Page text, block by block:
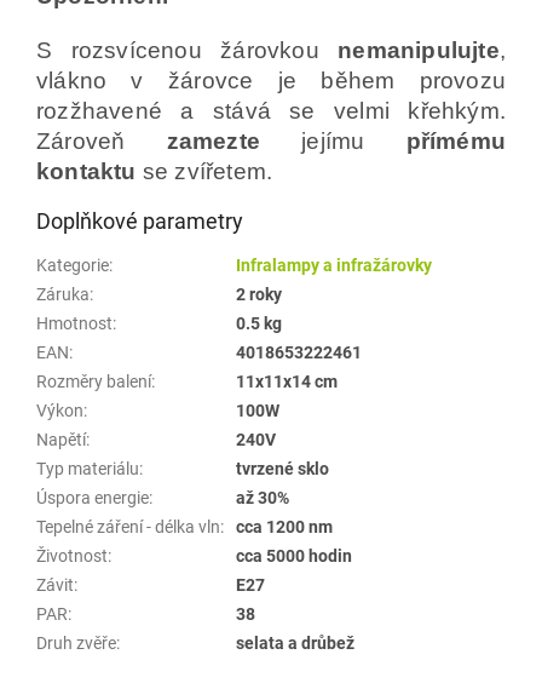
S rozsvícenou žárovkou nemanipulujte,
vlákno v žárovce je během provozu
rozžhavené a stává se velmi křehkým.
Zároveň zamezte jejímu přímému
kontaktu se zvířetem.
Doplňkové parametry
Kategorie:
Infralampy a infražárovky
Záruka:
2 roky
Hmotnost:
0.5 kg
EAN:
4018653222461
Rozměry balení:
11x11x14 cm
Výkon:
100W
Napětí:
240V
Typ materiálu:
tvrzené sklo
Úspora energie:
až 30%
Tepelné záření - délka vln:
cca 1200 nm
Životnost:
cca 5000 hodin
Závit:
E27
PAR:
38
Druh zvěře: selata a drůbež